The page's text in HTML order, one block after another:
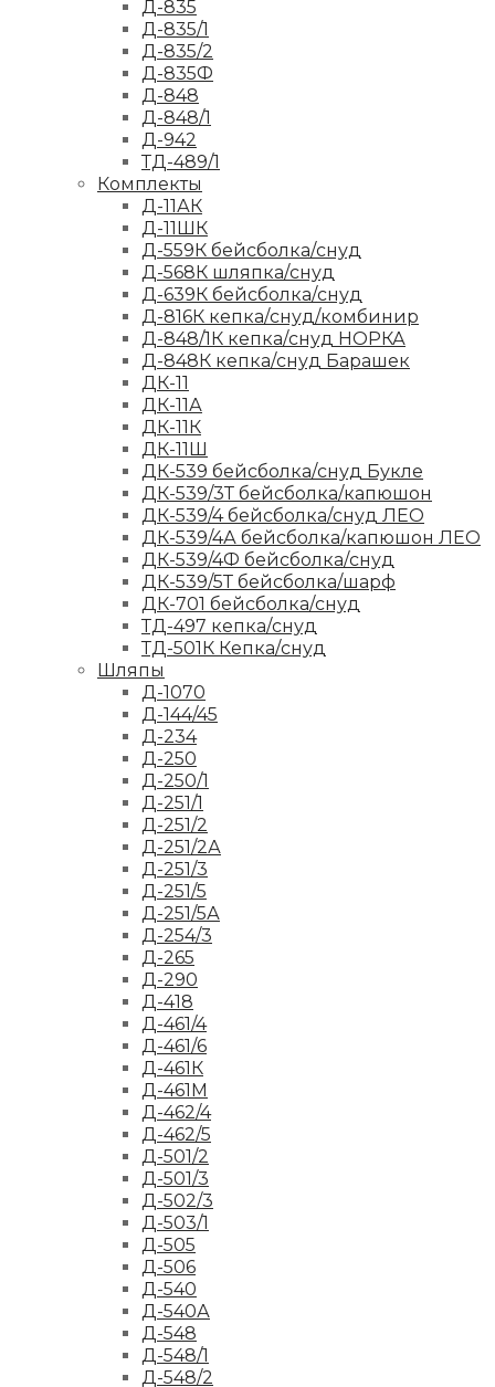
Д-835
Д-835/1
Д-835/2
Д-835Ф
Д-848
Д-848/1
Д-942
ТД-489/1
Комплекты
Д-11АК
Д-11ШК
Д-559К бейсболка/снуд
Д-568К шляпка/снуд
Д-639К бейсболка/снуд
Д-816К кепка/снуд/комбинир
Д-848/1К кепка/снуд НОРКА
Д-848К кепка/снуд Барашек
ДК-11
ДК-11А
ДК-11К
ДК-11Ш
ДК-539 бейсболка/снуд Букле
ДК-539/3Т бейсболка/капюшон
ДК-539/4 бейсболка/снуд ЛЕО
ДК-539/4А бейсболка/капюшон ЛЕО
ДК-539/4Ф бейсболка/снуд
ДК-539/5Т бейсболка/шарф
ДК-701 бейсболка/снуд
ТД-497 кепка/снуд
ТД-501К Кепка/снуд
Шляпы
Д-1070
Д-144/45
Д-234
Д-250
Д-250/1
Д-251/1
Д-251/2
Д-251/2А
Д-251/3
Д-251/5
Д-251/5А
Д-254/3
Д-265
Д-290
Д-418
Д-461/4
Д-461/6
Д-461К
Д-461М
Д-462/4
Д-462/5
Д-501/2
Д-501/3
Д-502/3
Д-503/1
Д-505
Д-506
Д-540
Д-540А
Д-548
Д-548/1
Д-548/2